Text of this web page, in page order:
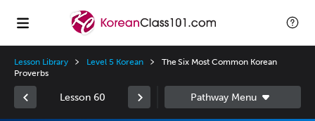
Lesson Library Level 5 Korean
The Six Most Common Korean
Proverbs
Lesson 60